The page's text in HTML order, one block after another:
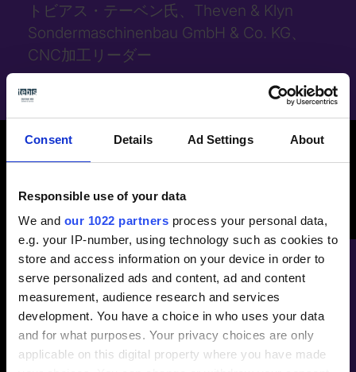
Consent Details Ad Settings About
Responsible use of your data
We and our 1022 partners process your personal data,
e.g. your IP-number, using technology such as cookies to
store and access information on your device in order to
serve personalized ads and content, ad and content
measurement, audience research and services
development. You have a choice in who uses your data
and for what purposes. Your privacy choices are only
applicable on this digital property where you have made
トビアス・テーベン氏、Theven & Klyn
Sondermaschinenbau GmbH & Co. KG、
CNC加工リーダー
リリースの改善点を分かりやすく
まとめました